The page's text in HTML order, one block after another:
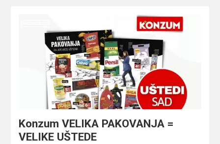
Konzum VELIKA PAKOVANJA =
VELIKE UŠTEDE